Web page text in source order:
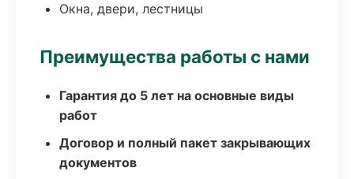
Окна, двери, лестницы
Преимущества работы с нами
Гарантия до 5 лет на основные виды
работ
Договор и полный пакет закрывающих
документов